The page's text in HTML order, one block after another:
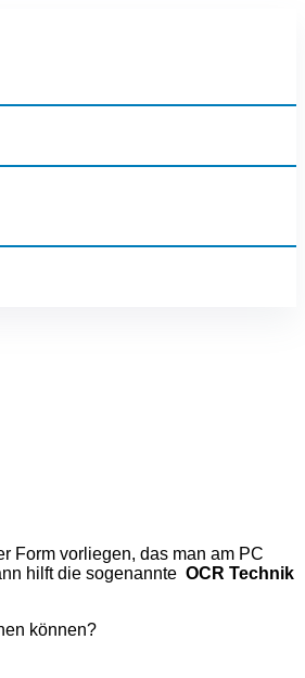
Form vorliegen, das man am PC
hilft die sogenannte OCR Technik
können?